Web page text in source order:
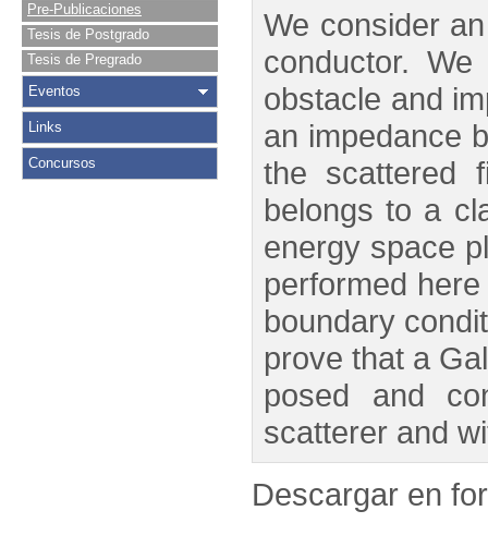
Pre-Publicaciones
Tesis de Postgrado
Tesis de Pregrado
Eventos
Links
Concursos
We consider
conductor.
obstacle and
an impedance
the scattered
belongs to a
energy space
performed
boundary
prove that a
posed and
scatterer and
Descargar en